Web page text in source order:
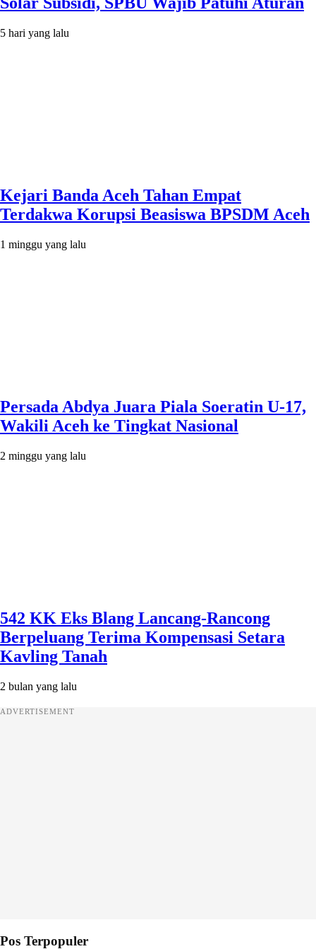
5 hari yang lalu
Kejari Banda Aceh Tahan Empat
Terdakwa Korupsi Beasiswa BPSDM Aceh
1 minggu yang lalu
Persada Abdya Juara Piala Soeratin U-17,
Wakili Aceh ke Tingkat Nasional
2 minggu yang lalu
542 KK Eks Blang Lancang-Rancong
Berpeluang Terima Kompensasi Setara
Kavling Tanah
2 bulan yang lalu
ADVERTISEMENT
Pos Terpopuler